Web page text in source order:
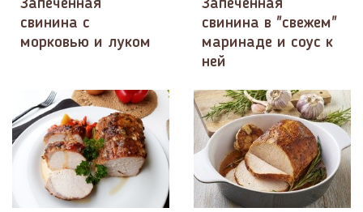
Запечённая
свинина с
морковью и луком
Запечённая
свинина в "свежем"
маринаде и соус к
ней